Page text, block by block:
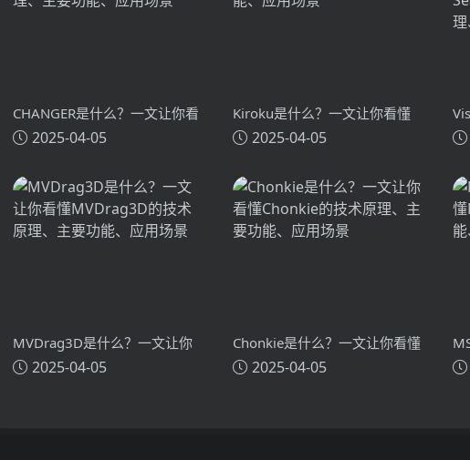
CHANGER是什么？一文让你看
懂CHANGER的技术原理、主要
2025-04-05
Kiroku是什么？一文让你看懂
Kiroku的技术原理、主要功能、
2025-04-05
么
主
MVDrag3D是什么？一文让你
看懂MVDrag3D的技术原理、
2025-04-05
Chonkie是什么？一文让你看懂
Chonkie的技术原理、主要功
2025-04-05